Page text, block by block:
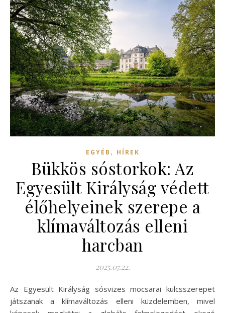
EGYÉB , HÍREK
Bükkös sóstorkok: Az
Egyesült Királyság védett
élőhelyeinek szerepe a
klímaváltozás elleni
harcban
2025.07.22.
Az Egyesült Királyság sósvizes mocsarai kulcsszerepet
játszanak a klímaváltozás elleni küzdelemben, mivel